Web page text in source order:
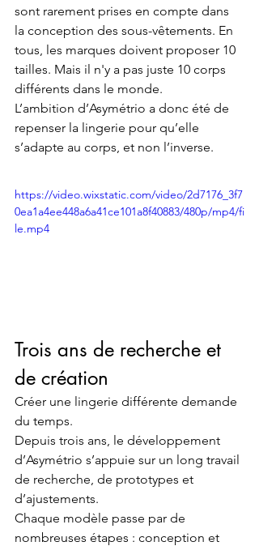
sont rarement prises en compte dans
la conception des sous-vêtements. En
tous, les marques doivent proposer 10
tailles. Mais il n'y a pas juste 10 corps
différents dans le monde.
L’ambition d’Asymétrio a donc été de
repenser la lingerie pour qu’elle
s’adapte au corps, et non l’inverse.
https://video.wixstatic.com/video/2d7176_3f7
0ea1a4ee448a6a41ce101a8f40883/480p/mp4/fi
le.mp4
Trois ans de recherche et
de création
Créer une lingerie différente demande
du temps.
Depuis trois ans, le développement
d’Asymétrio s’appuie sur un long travail
de recherche, de prototypes et
d’ajustements.
Chaque modèle passe par de
nombreuses étapes : conception et